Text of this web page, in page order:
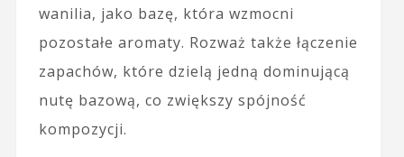
wanilia, jako bazę, która wzmocni
pozostałe aromaty. Rozważ także łączenie
zapachów, które dzielą jedną dominującą
nutę bazową, co zwiększy spójność
kompozycji.